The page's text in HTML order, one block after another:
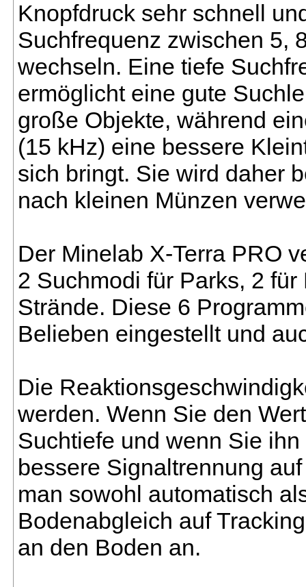
Knopfdruck sehr schnell
Suchfrequenz zwischen 5,
wechseln. Eine tiefe
ermöglicht eine gute
große Objekte, während
(15 kHz) eine bessere
sich bringt. Sie wird daher
nach kleinen Münzen
Der Minelab X-Terra PRO
2 Suchmodi für Parks, 2
Strände. Diese 6
Belieben eingestellt und
Die
werden. Wenn Sie den
Suchtiefe und wenn Sie
bessere Signaltrennung
man sowohl automatisch
Bodenabgleich auf
an den Boden an.